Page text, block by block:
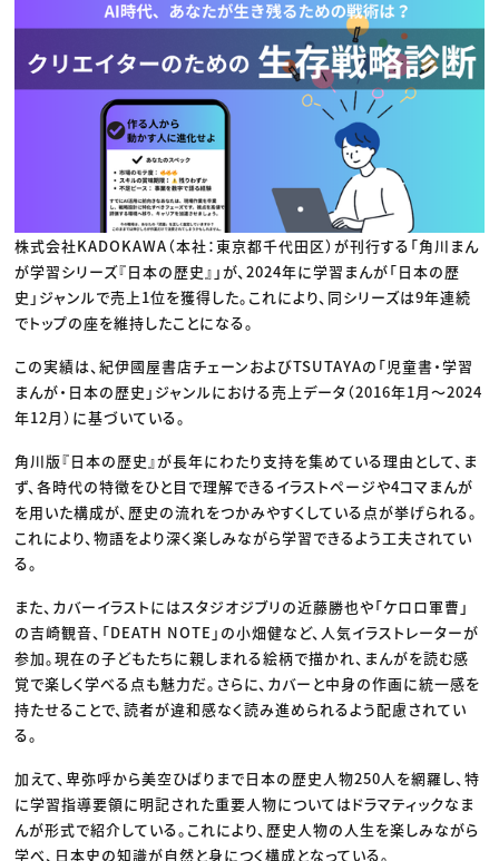
ゲーム・エンタメ
広告
出版
CREATIVE VILLAGEからのお知らせ
プロフェッショナル×つながる×メディア
株式会社KADOKAWA（本社：東京都千代田区）が刊行する「角川まん
が学習シリーズ『日本の歴史』」が、2024年に学習まんが「日本の歴
史」ジャンルで売上1位を獲得した。これにより、同シリーズは9年連続
でトップの座を維持したことになる。
この実績は、紀伊國屋書店チェーンおよびTSUTAYAの「児童書・学習
まんが・日本の歴史」ジャンルにおける売上データ（2016年1月〜2024
年12月）に基づいている。
角川版『日本の歴史』が長年にわたり支持を集めている理由として、ま
ず、各時代の特徴をひと目で理解できるイラストページや4コマまんが
を用いた構成が、歴史の流れをつかみやすくしている点が挙げられる。
これにより、物語をより深く楽しみながら学習できるよう工夫されてい
る。
また、カバーイラストにはスタジオジブリの近藤勝也や「ケロロ軍曹」
の吉崎観音、「DEATH NOTE」の小畑健など、人気イラストレーターが
参加。現在の子どもたちに親しまれる絵柄で描かれ、まんがを読む感
覚で楽しく学べる点も魅力だ。さらに、カバーと中身の作画に統一感を
持たせることで、読者が違和感なく読み進められるよう配慮されてい
る。
加えて、卑弥呼から美空ひばりまで日本の歴史人物250人を網羅し、特
に学習指導要領に明記された重要人物についてはドラマティックなま
んが形式で紹介している。これにより、歴史人物の人生を楽しみながら
学べ、日本史の知識が自然と身につく構成となっている。